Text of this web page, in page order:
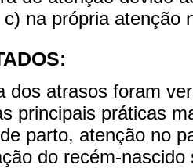
na própria atenção
dos atrasos foram
principais práticas
parto, atenção no
do recém-